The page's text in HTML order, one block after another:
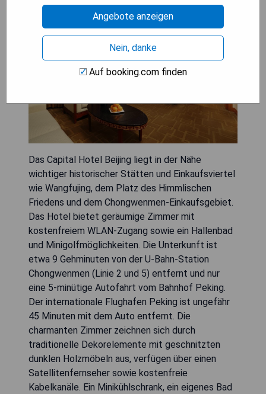
Das Capital Hotel Beijing liegt in der Nähe
wichtiger historischer Stätten und Einkaufsviertel
wie Wangfujing, dem Platz des Himmlischen
Friedens und dem Chongwenmen-Einkaufsgebiet.
Das Hotel bietet geräumige Zimmer mit
kostenfreiem WLAN-Zugang sowie ein Hallenbad
und Minigolfmöglichkeiten. Die Unterkunft ist
etwa 9 Gehminuten von der U-Bahn-Station
Chongwenmen (Linie 2 und 5) entfernt und nur
eine 5-minütige Autofahrt vom Bahnhof Peking.
Der internationale Flughafen Peking ist ungefähr
45 Minuten mit dem Auto entfernt. Die
charmanten Zimmer zeichnen sich durch
traditionelle Dekorelemente mit geschnitzten
dunklen Holzmöbeln aus, verfügen über einen
Satellitenfernseher sowie kostenfreie
Kabelkanäle. Ein Minikühlschrank, ein eigenes Bad
Angebote anzeigen
Nein, danke
Auf booking.com finden